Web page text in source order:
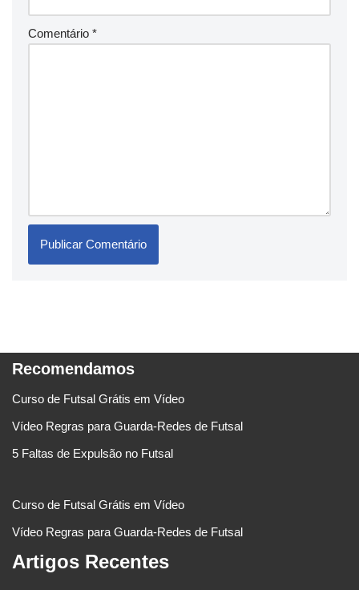
Comentário *
Recomendamos
Curso de Futsal Grátis em Vídeo
Vídeo Regras para Guarda-Redes de Futsal
5 Faltas de Expulsão no Futsal
Curso de Futsal Grátis em Vídeo
Vídeo Regras para Guarda-Redes de Futsal
Artigos Recentes